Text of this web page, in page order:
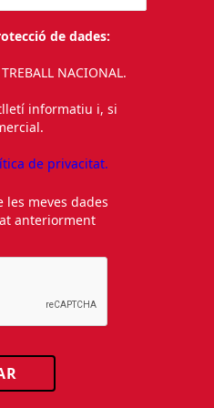
de dades:
NACIONAL.
informatiu i, si
de privacitat.
les meves dades
anteriorment